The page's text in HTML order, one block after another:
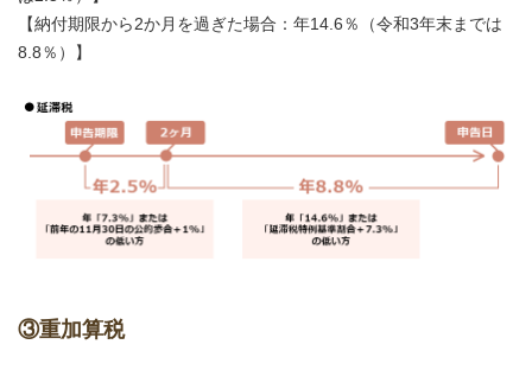
【納付期限から2か月を過ぎた場合：年14.6％（令和3年末までは
8.8％）】
③重加算税